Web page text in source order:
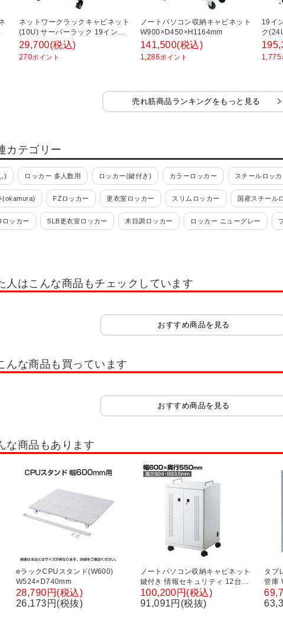
ネットワークラックキャビネット
(10U) サーバーラック 19インチ
マウント対応 スチール EIA規格
キャスター付 音響 録画 検査機器
省スペース 工場 イベント会場
29,700(税込)
270ポイント
ノートパソコン収納キャビネット
W900×D450×H1164mm
141,500(税込)
1,286ポイント
19イ
ク
1,775
売れ筋商品ランキングをもっと見る
カテゴリー
) ロッカー 多人数用 ロッカー(鍵付き) カラーロッカー スチールロッカ
(okamura) FZロッカー 更衣室ロッカー スリムロッカー 国産スチール
ロッカー SLB更衣室ロッカー 木目調ロッカー ロッカー ニューグレー
用 ロッカー 多人数用 ロッカーホワイト系(白)
木製キャビネット・木製ラック・木製書庫 役員用家具 扉タイプから
シューズボックス オープンタイプ 可動棚 下駄箱
シューズボックス 32人用
ボルトレスラック キャスター付きラック 木棚スチールラック シェルゴ
段 スチールラック 軽量棚 70kg/段 スチールラック 軽量棚 80kg/段
スチールラック 軽中量棚 200kg/段 スチールラック 中量棚 250kg/段 スチ
スチールラック ボード棚 PB 国産軽量ラック 150kg/段 ショップラック・陳列棚
プション メタル製ラック メタルシェルフ オープンラック・シェルフ
ッチンワゴン カウンター・カウンター収納 レンジ台・キッチン棚 コレクシ
ド プリンター台・プリンターラック・プリンターワゴン ファイルワゴン・フ
人はこんな商品もチェックしています
おすすめ商品を見る
んな商品も買っています
おすすめ商品を見る
な商品もあります
eラックCPUスタンド(W600)
W524×D740mm
28,790円(税込)
26,173円(税抜)
ノートパソコン収納キャビネット
鍵付き 情報セキュリティ 12台収
納 15型対応 幅600×奥行550×高
さ993.5(キャスター取り付け
100,200円(税込)
91,091円(税抜)
タブ
管庫